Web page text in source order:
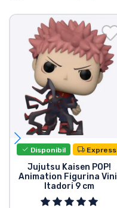
Disponibil Express
Jujutsu Kaisen POP!
Animation Figurina Vinil
Itadori 9 cm